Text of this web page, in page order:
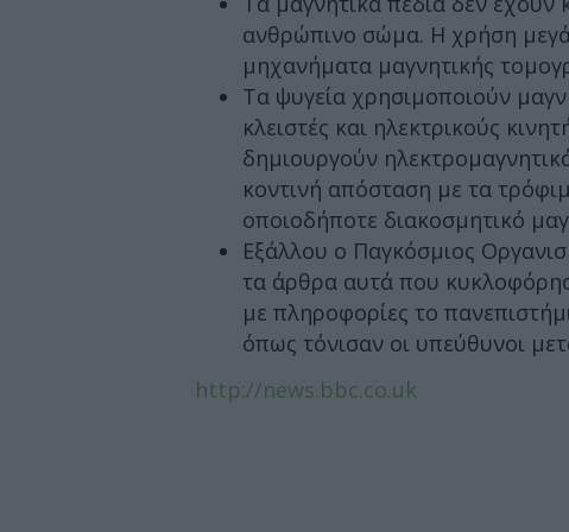
ανθρώπινο σώμα. Η χρήση
μηχανήματα μαγνητικής
Τα ψυγεία χρησιμοποιούν
κλειστές και ηλεκτρικούς
δημιουργούν
κοντινή απόσταση με τα
οποιοδήποτε διακοσμητικό
Εξάλλου ο Παγκόσμιος
τα άρθρα αυτά που
με πληροφορίες το
όπως τόνισαν οι υπεύθυνοι
http://news.bbc.co.uk